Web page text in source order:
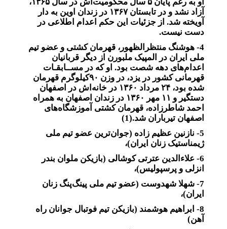
آزاد نشد و در تابستان ۱۳۶۷ در زندان اوین به دار
آویخته شد. از جزئیات این حکم اعدام اطلاعی در
دست نیست.
4- هوشنگ منتظرالظهور، قهرمان کشتی و عضو تیم
ملی ایران در المپیک ملبورن از دیگر قربانیان
اعدام‌های دهه شصت بود. او که در مســابقـات
قهرمانی کشور در یزد، در وزن ۹۰‌کیلوگرم قهرمان
شده بود، ۲۴ مرداد ۱۳۶۰ در خانه‌اش در اصفهان
دستگیر و ۱۱ مهر ۱۳۶۰ در زندان اصفهان به همراه
احمد شاطرزاده، قهرمان کشتی آموزشگاه‌های
اصفهان تیرباران شد.(1)
5- نازنین عظیم زاده (جوان‌ترین عضو تیم ملی
ژیمناستیک زنان ایران)،
6- علاءالدین عترتی کوشالی (بازیکن ملوان بندر
انزلی و پرسپولیس)،‌
7- شهلا شهدوست (عضو تیم ملی پینگ‌پنگ زنان
ایران)،
8- ابراهیم هوشمند (بازیکن تیم فوتبال جوانان راه‌
آهن)